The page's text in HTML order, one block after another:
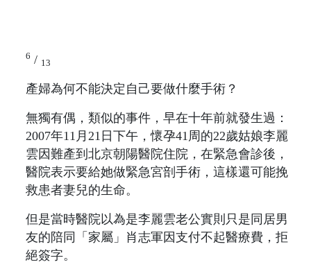
6 / 13
產婦為何不能決定自己要做什麼手術？
無獨有偶，類似的事件，早在十年前就發生過：
2007年11月21日下午，懷孕41周的22歲姑娘李麗
雲因難產到北京朝陽醫院住院，在緊急會診後，
醫院表示要給她做緊急宮剖手術，這樣還可能挽
救患者妻兒的生命。
但是當時醫院以為是李麗雲老公實則只是同居男
友的陪同「家屬」肖志軍因支付不起醫療費，拒
絕簽字。